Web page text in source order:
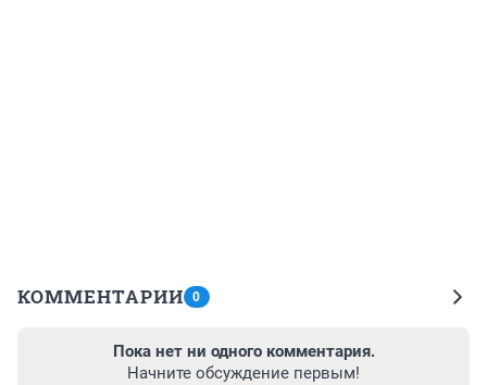
КОММЕНТАРИИ 0
Пока нет ни одного комментария.
Начните обсуждение первым!